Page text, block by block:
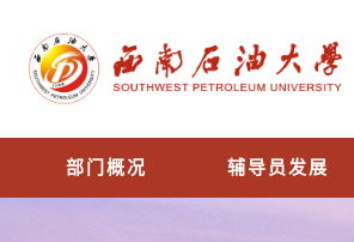
部门概况 辅导员发展